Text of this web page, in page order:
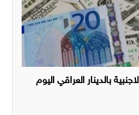
بالدينار العراقي اليوم